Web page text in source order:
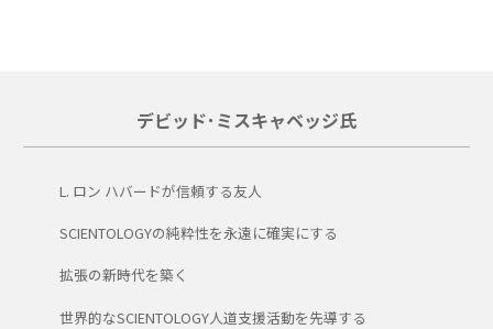
デビッド･ミスキャベッジ氏
L. ロン ハバードが信頼する友人
SCIENTOLOGYの純粋性を永遠に確実にする
拡張の新時代を築く
世界的なSCIENTOLOGY人道支援活動を先導する